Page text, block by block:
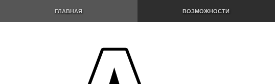
ГЛАВНАЯ ВОЗМОЖНОСТИ